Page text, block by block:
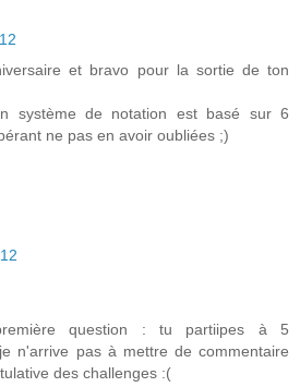
et bravo pour la sortie de ton
système de notation est basé sur 6
ne pas en avoir oubliées ;)
question : tu partiipes à 5
n'arrive pas à mettre de commentaire
des challenges :(